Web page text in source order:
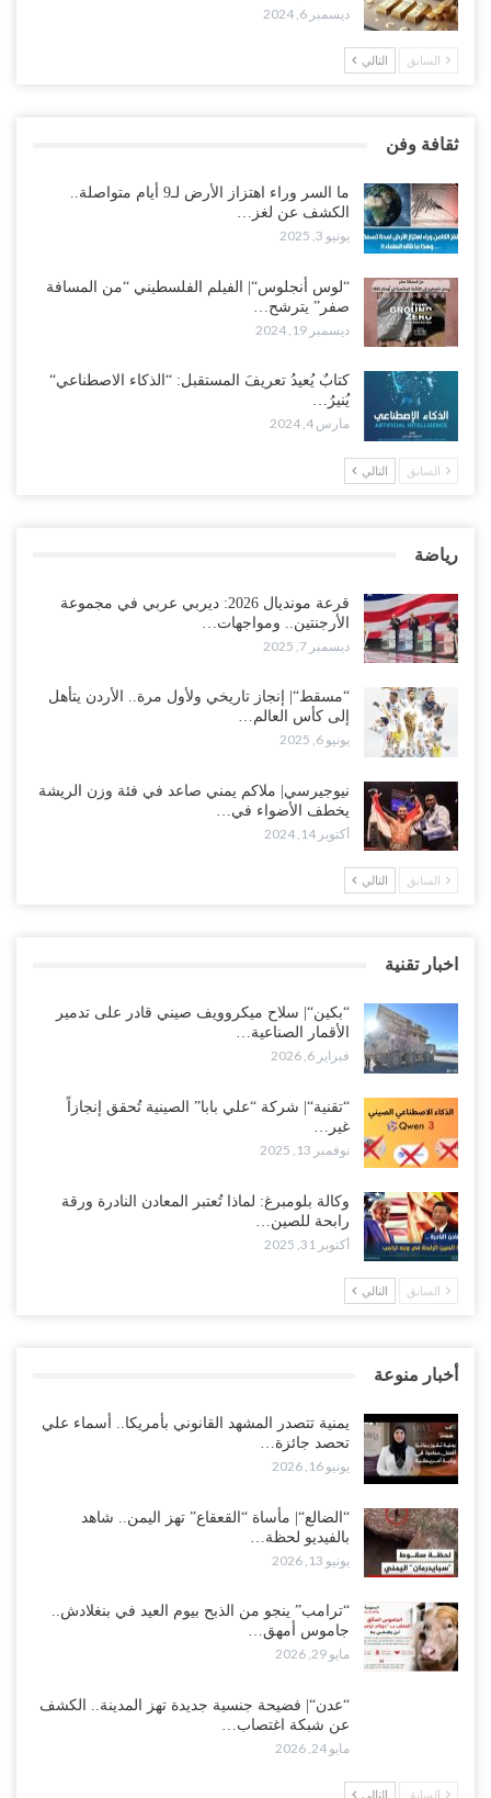
ديسمبر 6, 2024
السابق التالي
ثقافة وفن
ما السر وراء اهتزاز الأرض لـ9 أيام متواصلة..
الكشف عن لغز…
يونيو 3, 2025
“لوس أنجلوس“| الفيلم الفلسطيني “من المسافة
صفر” يترشح…
ديسمبر 19, 2024
كتابٌ يُعيدُ تعريفَ المستقبل: “الذكاء الاصطناعي“
يُنيرُ…
مارس 4, 2024
السابق التالي
رياضة
قرعة مونديال 2026: ديربي عربي في مجموعة
الأرجنتين.. ومواجهات…
ديسمبر 7, 2025
“مسقط“| إنجاز تاريخي ولأول مرة.. الأردن يتأهل
إلى كأس العالم…
يونيو 6, 2025
نيوجيرسي| ملاكم يمني صاعد في فئة وزن الريشة
يخطف الأضواء في…
أكتوبر 14, 2024
السابق التالي
اخبار تقنية
“بكين“| سلاح ميكروويف صيني قادر على تدمير
الأقمار الصناعية…
فبراير 6, 2026
“تقنية“| شركة “علي بابا” الصينية تُحقق إنجازاً
غير…
نوفمبر 13, 2025
وكالة بلومبرغ: لماذا تُعتبر المعادن النادرة ورقة
رابحة للصين…
أكتوبر 31, 2025
السابق التالي
أخبار منوعة
يمنية تتصدر المشهد القانوني بأمريكا.. أسماء علي
تحصد جائزة…
يونيو 16, 2026
“الضالع“| مأساة “القعقاع” تهز اليمن.. شاهد
بالفيديو لحظة…
يونيو 13, 2026
“ترامب” ينجو من الذبح بيوم العيد في بنغلادش..
جاموس أمهق…
مايو 29, 2026
“عدن“| فضيحة جنسية جديدة تهز المدينة.. الكشف
عن شبكة اغتصاب…
مايو 24, 2026
السابق التالي